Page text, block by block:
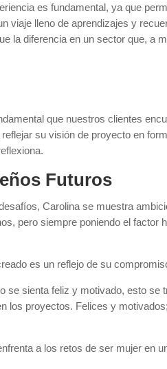
es fundamental, ya que
viaje lleno de aprendizajes y
la diferencia en un sector que, a
que nuestros clientes
su visión de proyecto en
Futuros
Carolina se muestra
pero siempre poniendo el factor
es un reflejo de su
se sienta feliz y motivado, esto se
los proyectos. Felices y
a los retos de ser mujer en